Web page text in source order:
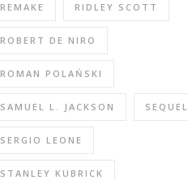
REMAKE RIDLEY SCOTT
ROBERT DE NIRO
ROMAN POLAŃSKI
SAMUEL L. JACKSON SEQUEL
SERGIO LEONE
STANLEY KUBRICK